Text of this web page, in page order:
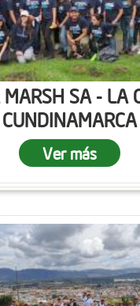
SA - LA
CUNDINAMARCA
Ver más